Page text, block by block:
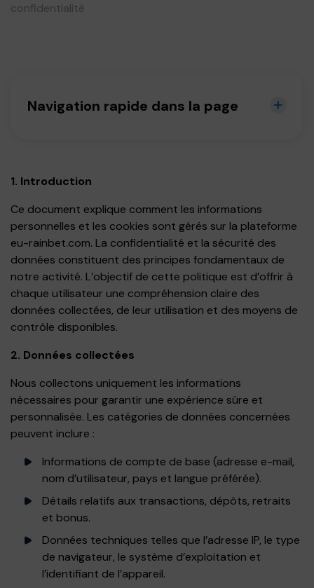
confidentialité
Navigation rapide dans la page
1. Introduction
Ce document explique comment les informations
personnelles et les cookies sont gérés sur la plateforme
eu-rainbet.com. La confidentialité et la sécurité des
données constituent des principes fondamentaux de
notre activité. L’objectif de cette politique est d’offrir à
chaque utilisateur une compréhension claire des
données collectées, de leur utilisation et des moyens de
contrôle disponibles.
2. Données collectées
Nous collectons uniquement les informations
nécessaires pour garantir une expérience sûre et
personnalisée. Les catégories de données concernées
peuvent inclure :
Informations de compte de base (adresse e-mail,
nom d’utilisateur, pays et langue préférée).
Détails relatifs aux transactions, dépôts, retraits
et bonus.
Données techniques telles que l’adresse IP, le type
de navigateur, le système d’exploitation et
l’identifiant de l’appareil.